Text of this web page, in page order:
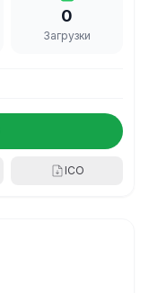
0
Загрузки
ICO